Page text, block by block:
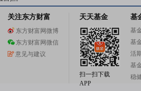
关注东方财富
东方财富网微博
东方财富网微信
意见与建议
天天基金
扫一扫下载
APP
基
基
基
活
基
稳